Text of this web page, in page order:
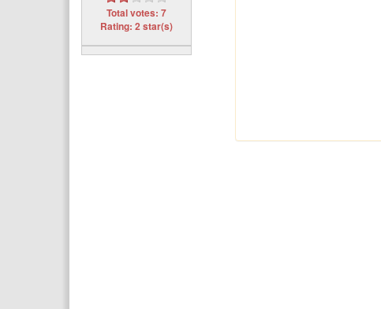
Total votes: 7
Rating: 2 star(s)